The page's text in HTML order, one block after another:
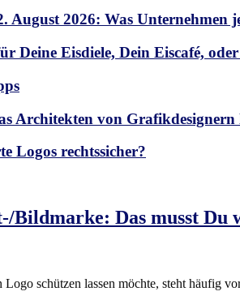
2026: Was Unternehmen
Deine Eisdiele, Dein Eiscafé,
Architekten von
Logos rechtssicher?
Bildmarke: Das musst Du
Logo schützen lassen möchte, steht häufig